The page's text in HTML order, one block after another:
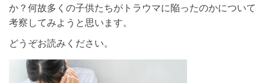
か？何故多くの子供たちがトラウマに陥ったのかについて
考察してみようと思います。
どうぞお読みください。